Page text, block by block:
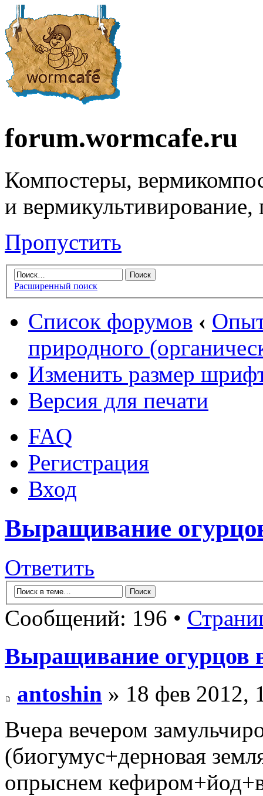
forum.wormcafe.ru
Компостеры,
и
Пропустить
Расширенный поиск
Список форумов ‹
природного
Изменить размер
Версия для печати
FAQ
Регистрация
Вход
Выращивание
Ответить
Сообщений: 196 •
Выращивание огурцов
antoshin » 18 фев 2012,
Вчера вечером
(биогумус+дерновая
опрыснем